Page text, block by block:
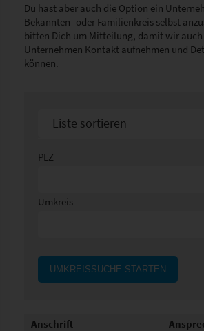
Du hast aber auch die Option ein
Bekannten- oder Familienkreis selbst
bitten Dich um Mitteilung, damit wir
Unternehmen Kontakt aufnehmen und
können.
Liste sortieren
PLZ
Umkreis
UMKREISSUCHE STARTEN
Anschrift